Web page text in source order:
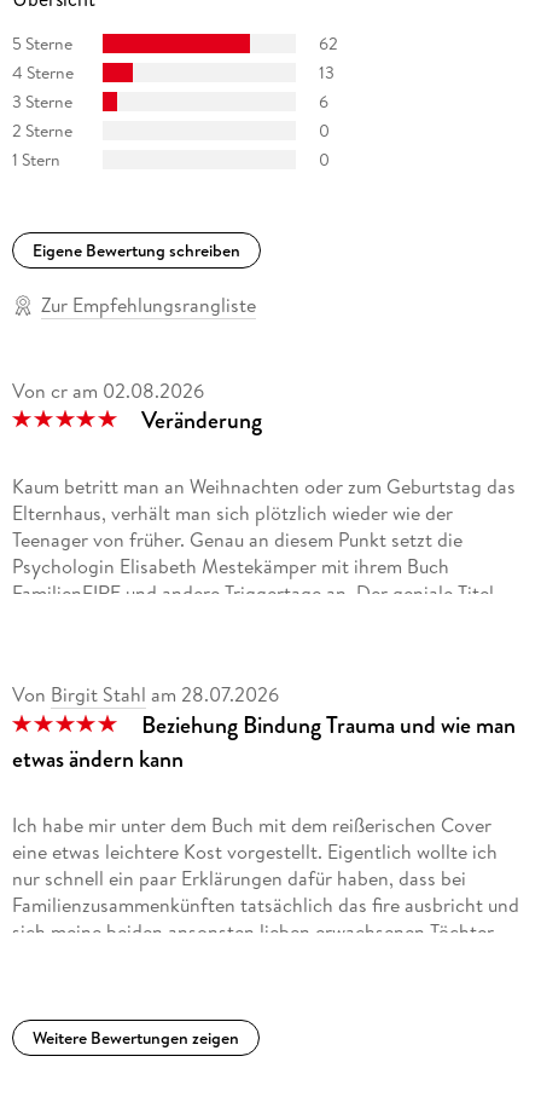
5 Sterne
62
4 Sterne
13
3 Sterne
6
2 Sterne
0
1 Stern
0
Eigene Bewertung schreiben
Zur Empfehlungsrangliste
Von cr am 02.08.2026
Veränderung
Kaum betritt man an Weihnachten oder zum Geburtstag das
Elternhaus, verhält man sich plötzlich wieder wie der
Teenager von früher. Genau an diesem Punkt setzt die
Psychologin Elisabeth Mestekämper mit ihrem Buch
FamilienFIRE und andere Triggertage an. Der geniale Titel,
Das Buch ist logisch und durchdacht in vier große Abschnitte
unterteilt. Mestekämper nutzt fundierte
tiefenpsychologische Ansätze, die dem Leser in gut
Neben den theoretischen Grundlagen liefert die Autorin
handfeste, wirksame Strategien zur Emotionsregulation und
Konfrontation.
Eine absolute Buchempfehlung für alle, die das eigene
Von Birgit Stahl am 28.07.2026
Beziehung Bindung Trauma und wie man
etwas ändern kann
Ich habe mir unter dem Buch mit dem reißerischen Cover
eine etwas leichtere Kost vorgestellt. Eigentlich wollte ich
nur schnell ein paar Erklärungen dafür haben, dass bei
Familienzusammenkünften tatsächlich das fire ausbricht und
sich meine beiden ansonsten lieben erwachsenen Töchter
Einführung in die Thematik präsentiert. Man muss also
Geduld haben und sich drauf einlassen, dann kann man sehr
Weitere Bewertungen zeigen